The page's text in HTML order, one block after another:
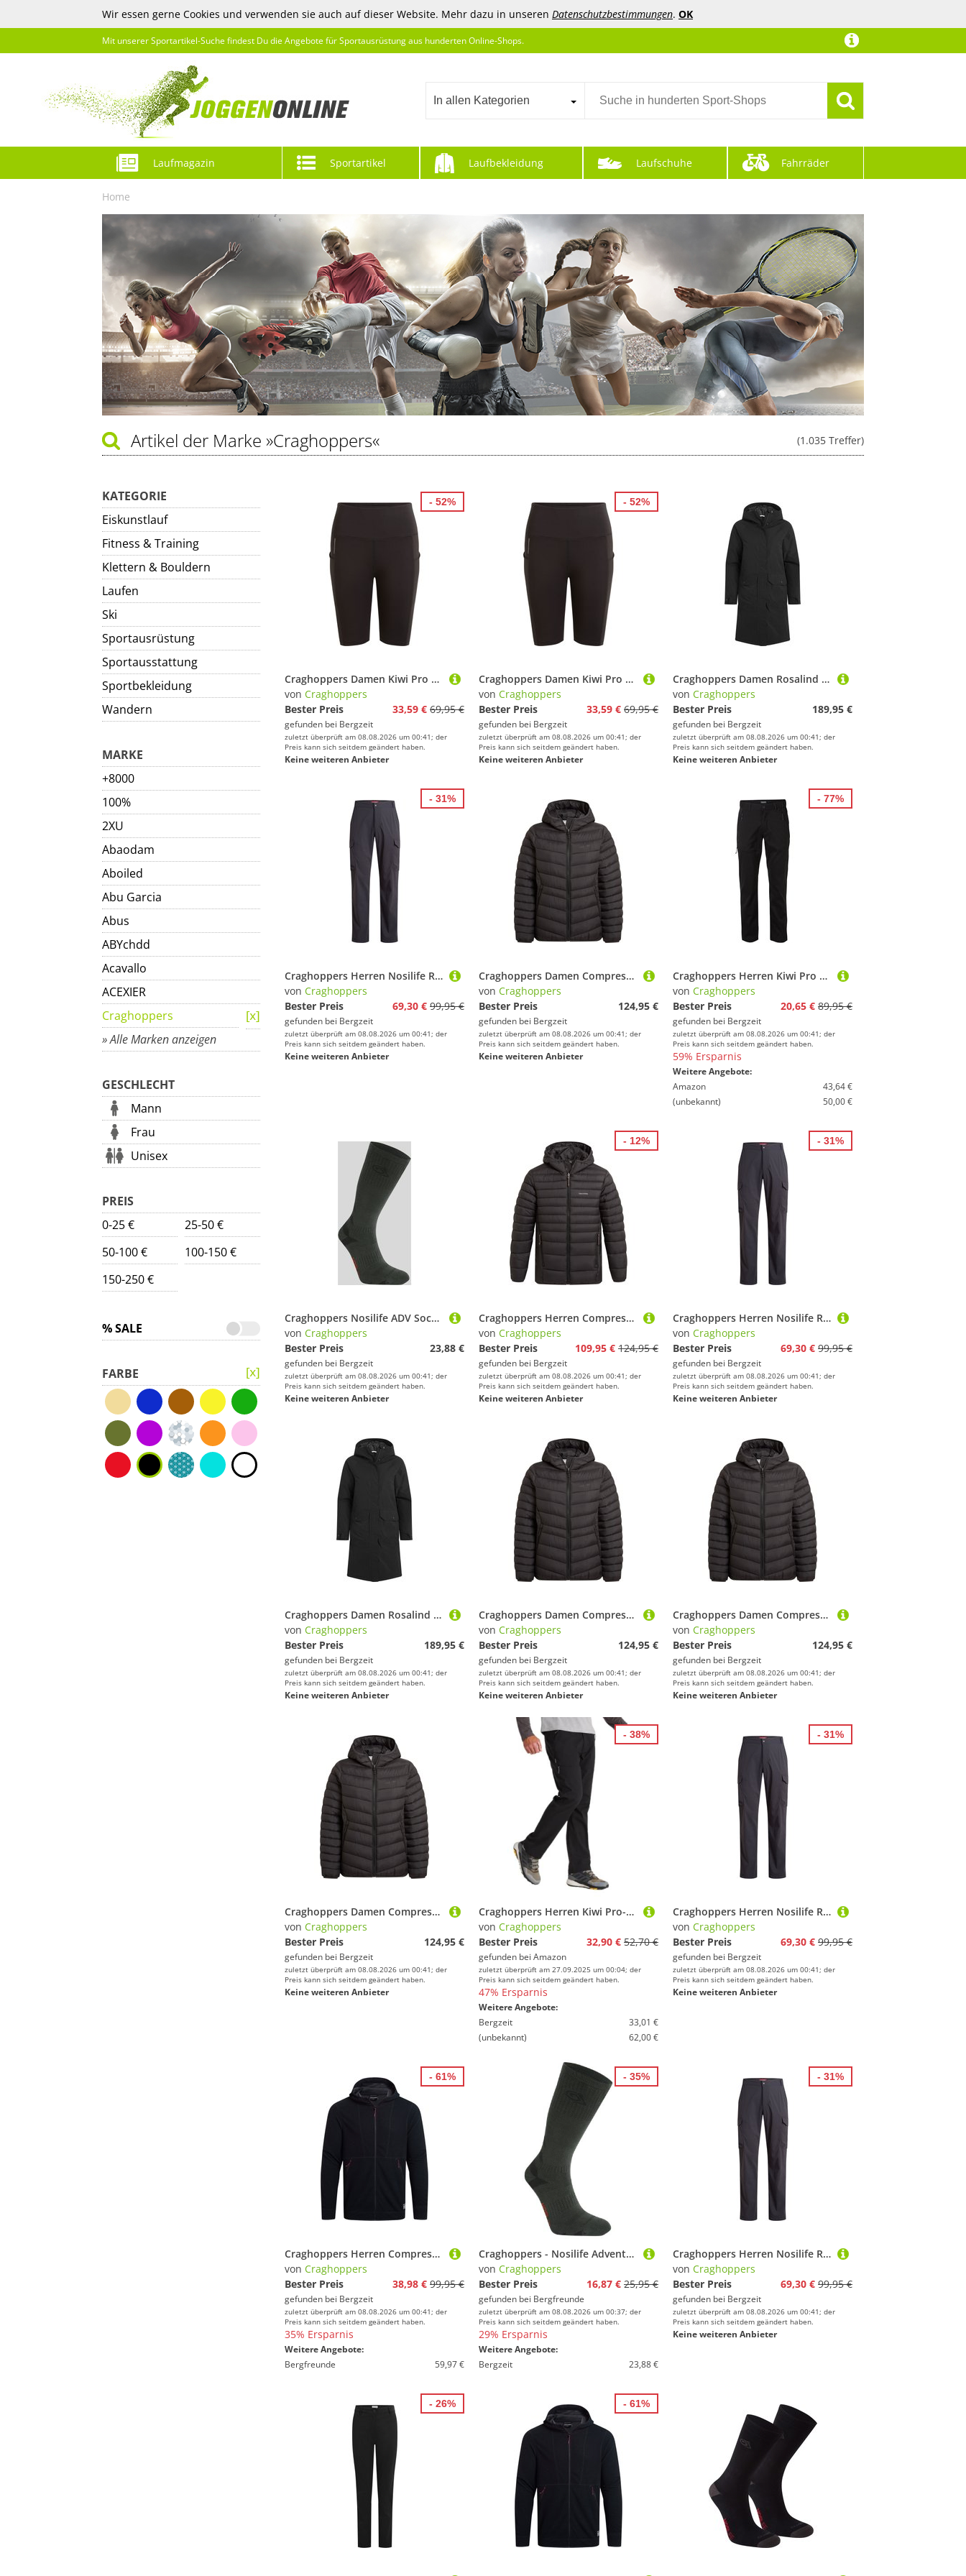
Wir essen gerne Cookies und verwenden sie auch auf dieser Website. Mehr dazu in unseren Datenschutzbestimmungen. OK
Mit unserer Sportartikel-Suche findest Du die Angebote für Sportausrüstung aus hunderten Online-Shops.
In allen Kategorien
Laufmagazin Sportartikel Laufbekleidung Laufschuhe Fahrräder
Home
(1.035 Treffer)
Artikel der Marke »Craghoppers«
KATEGORIE
Eiskunstlauf
Fitness & Training
Klettern & Bouldern
Laufen
Ski
Sportausrüstung
Sportausstattung
Sportbekleidung
Wandern
MARKE
+8000
100%
2XU
Abaodam
Aboiled
Abu Garcia
Abus
ABYchdd
Acavallo
ACEXIER
Craghoppers
» Alle Marken anzeigen
GESCHLECHT
Mann
Frau
Unisex
PREIS
0-25 €
25-50 €
50-100 €
100-150 €
150-250 €
% SALE
FARBE
Craghoppers Damen Kiwi Pro Shorts
von Craghoppers
Bester Preis
33,59 € 69,95 €
gefunden bei Bergzeit
zuletzt überprüft am 08.08.2026 um 00:41; der
Preis kann sich seitdem geändert haben.
Keine weiteren Anbieter
- 52%
Craghoppers Damen Kiwi Pro Shorts
von Craghoppers
Bester Preis
33,59 € 69,95 €
gefunden bei Bergzeit
zuletzt überprüft am 08.08.2026 um 00:41; der
Preis kann sich seitdem geändert haben.
Keine weiteren Anbieter
- 52%
Craghoppers Damen Rosalind II Jacke
von Craghoppers
Bester Preis
189,95 €
gefunden bei Bergzeit
zuletzt überprüft am 08.08.2026 um 00:41; der
Preis kann sich seitdem geändert haben.
Keine weiteren Anbieter
Craghoppers Herren Nosilife Rif Stretch Cargo Hose
von Craghoppers
Bester Preis
69,30 € 99,95 €
gefunden bei Bergzeit
zuletzt überprüft am 08.08.2026 um 00:41; der
Preis kann sich seitdem geändert haben.
Keine weiteren Anbieter
- 31%
Craghoppers Damen Compresslite IX Hoodie Jacke
von Craghoppers
Bester Preis
124,95 €
gefunden bei Bergzeit
zuletzt überprüft am 08.08.2026 um 00:41; der
Preis kann sich seitdem geändert haben.
Keine weiteren Anbieter
Craghoppers Herren Kiwi Pro Reg Hose
von Craghoppers
Bester Preis
20,65 € 89,95 €
gefunden bei Bergzeit
zuletzt überprüft am 08.08.2026 um 00:41; der
Preis kann sich seitdem geändert haben.
59% Ersparnis
Weitere Angebote:
Amazon
43,64 €
(unbekannt)
50,00 €
- 77%
Craghoppers Nosilife ADV Socken
von Craghoppers
Bester Preis
23,88 €
gefunden bei Bergzeit
zuletzt überprüft am 08.08.2026 um 00:41; der
Preis kann sich seitdem geändert haben.
Keine weiteren Anbieter
Craghoppers Herren Compresslite IX Hoodie Jacke
von Craghoppers
Bester Preis
109,95 € 124,95 €
gefunden bei Bergzeit
zuletzt überprüft am 08.08.2026 um 00:41; der
Preis kann sich seitdem geändert haben.
Keine weiteren Anbieter
- 12%
Craghoppers Herren Nosilife Rif Stretch Cargo Hose
von Craghoppers
Bester Preis
69,30 € 99,95 €
gefunden bei Bergzeit
zuletzt überprüft am 08.08.2026 um 00:41; der
Preis kann sich seitdem geändert haben.
Keine weiteren Anbieter
- 31%
Craghoppers Damen Rosalind II Jacke
von Craghoppers
Bester Preis
189,95 €
gefunden bei Bergzeit
zuletzt überprüft am 08.08.2026 um 00:41; der
Preis kann sich seitdem geändert haben.
Keine weiteren Anbieter
Craghoppers Damen Compresslite IX Hoodie Jacke
von Craghoppers
Bester Preis
124,95 €
gefunden bei Bergzeit
zuletzt überprüft am 08.08.2026 um 00:41; der
Preis kann sich seitdem geändert haben.
Keine weiteren Anbieter
Craghoppers Damen Compresslite IX Hoodie Jacke
von Craghoppers
Bester Preis
124,95 €
gefunden bei Bergzeit
zuletzt überprüft am 08.08.2026 um 00:41; der
Preis kann sich seitdem geändert haben.
Keine weiteren Anbieter
Craghoppers Damen Compresslite IX Hoodie Jacke
von Craghoppers
Bester Preis
124,95 €
gefunden bei Bergzeit
zuletzt überprüft am 08.08.2026 um 00:41; der
Preis kann sich seitdem geändert haben.
Keine weiteren Anbieter
Craghoppers Herren Kiwi Pro-Hose Für Dehnbar Wanderhose, Schwarz, 42W EU
von Craghoppers
Bester Preis
32,90 € 52,70 €
gefunden bei Amazon
zuletzt überprüft am 27.09.2025 um 00:04; der
Preis kann sich seitdem geändert haben.
47% Ersparnis
Weitere Angebote:
Bergzeit
33,01 €
(unbekannt)
62,00 €
- 38%
Craghoppers Herren Nosilife Rif Stretch Cargo Hose
von Craghoppers
Bester Preis
69,30 € 99,95 €
gefunden bei Bergzeit
zuletzt überprüft am 08.08.2026 um 00:41; der
Preis kann sich seitdem geändert haben.
Keine weiteren Anbieter
- 31%
Craghoppers Herren Compresslite Fleece Hoodie Jacke
von Craghoppers
Bester Preis
38,98 € 99,95 €
gefunden bei Bergzeit
zuletzt überprüft am 08.08.2026 um 00:41; der
Preis kann sich seitdem geändert haben.
35% Ersparnis
Weitere Angebote:
Bergfreunde
59,97 €
- 61%
Craghoppers - Nosilife Adventure Socken - Wandersocken Gr 36-38 schwarz
von Craghoppers
Bester Preis
16,87 € 25,95 €
gefunden bei Bergfreunde
zuletzt überprüft am 08.08.2026 um 00:37; der
Preis kann sich seitdem geändert haben.
29% Ersparnis
Weitere Angebote:
Bergzeit
23,88 €
- 35%
Craghoppers Herren Nosilife Rif Stretch Cargo Hose
von Craghoppers
Bester Preis
69,30 € 99,95 €
gefunden bei Bergzeit
zuletzt überprüft am 08.08.2026 um 00:41; der
Preis kann sich seitdem geändert haben.
Keine weiteren Anbieter
- 31%
- 26% - 61%